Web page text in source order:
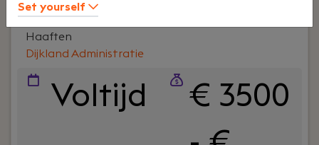
Gevorderd Salarisadministrateur
Dijkland Administratie
Haaften
Voltijd
€ 3500
Set yourself